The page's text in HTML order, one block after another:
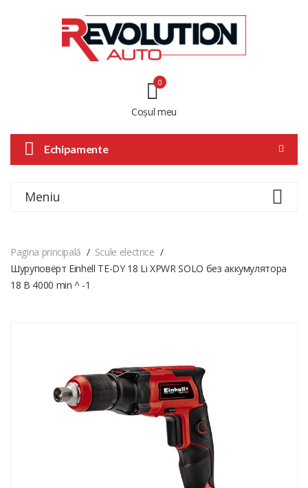
Coșul meu
0
Echipamente
Meniu
Pagina principală
Scule electrice
Шуруповёрт Einhell TE-DY 18 Li XPWR SOLO без аккумулятора
18 В 4000 min ^ -1